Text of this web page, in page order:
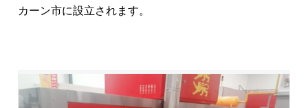
カーン市に設立されます。